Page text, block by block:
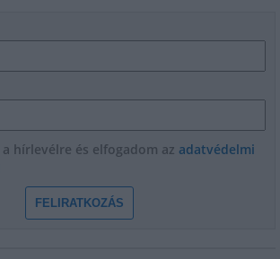
hírlevélre és elfogadom az adatvédelmi
FELIRATKOZÁS